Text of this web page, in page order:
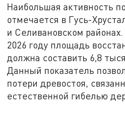
Наибольшая активность
отмечается в Гусь-
и Селивановском
2026 году площадь
должна составить 6,8
Данный показатель
потери древостоя,
естественной гибелью